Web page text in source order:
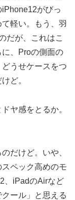
がびっ
軽い。もう、羽
だが、これはこ
、Proの側面の
うせケースをつ
ど。
ヤ感をとるか。
だけど。いや、
ペック高めのモ
、iPadのAirなど
ール」と思える